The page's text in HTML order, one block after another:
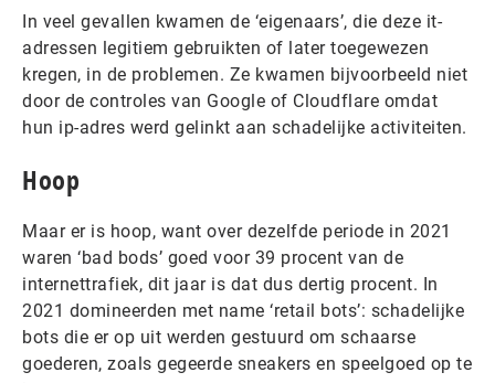
In veel gevallen kwamen de ‘eigenaars’, die deze it-
adressen legitiem gebruikten of later toegewezen
kregen, in de problemen. Ze kwamen bijvoorbeeld niet
door de controles van Google of Cloudflare omdat
hun ip-adres werd gelinkt aan schadelijke activiteiten.
Hoop
Maar er is hoop, want over dezelfde periode in 2021
waren ‘bad bods’ goed voor 39 procent van de
internettrafiek, dit jaar is dat dus dertig procent. In
2021 domineerden met name ‘retail bots’: schadelijke
bots die er op uit werden gestuurd om schaarse
goederen, zoals gegeerde sneakers en speelgoed op te